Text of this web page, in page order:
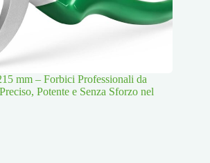
mm – Forbici Professionali da
Potente e Senza Sforzo nel